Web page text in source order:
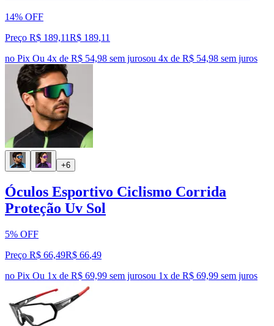
14% OFF
Preço R$ 189,11R$ 189,11
no Pix Ou 4x de R$ 54,98 sem jurosou 4x de R$ 54,98 sem juros
+6
Óculos Esportivo Ciclismo Corrida
Proteção Uv Sol
5% OFF
Preço R$ 66,49R$ 66,49
no Pix Ou 1x de R$ 69,99 sem jurosou 1x de R$ 69,99 sem juros